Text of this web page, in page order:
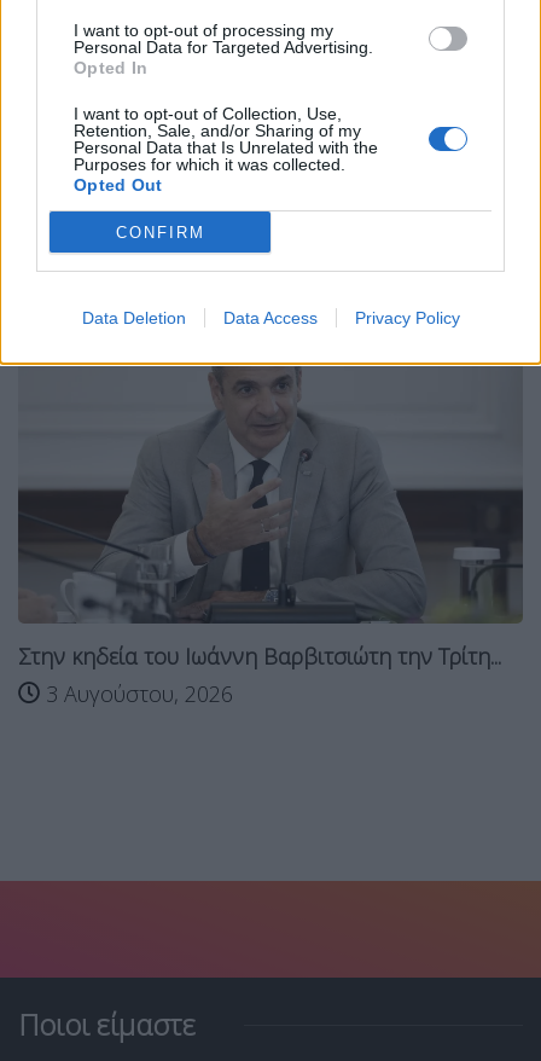
I want to opt-out of processing my
Personal Data for Targeted Advertising.
Opted In
I want to opt-out of Collection, Use,
Retention, Sale, and/or Sharing of my
Personal Data that Is Unrelated with the
Purposes for which it was collected.
Opted Out
CONFIRM
Data Deletion Data Access Privacy Policy
Email Copy Link
Tags: bild ΑΠΟΦΑΣΗ ΑΣΥΛΟ
ΜΗΤΣΟΤΑΚΗΣ
Σχετικά Άρθρα
Στην κηδεία του Ιωάννη Βαρβιτσιώτη την Τρίτη...
3 Αυγούστου, 2026
Ποιοι είμαστε